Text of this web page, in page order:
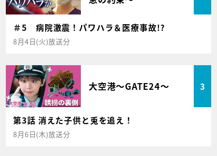
＃5 病院激震！パワハラ＆医療事故!?
8月4日(火)放送分
大空港～GATE24～ 3
第3話 消えた子供と兎を追え！
8月6日(木)放送分